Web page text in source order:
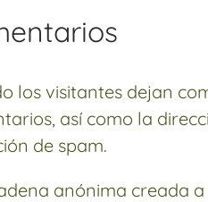
los visitantes dejan
así como la
de spam.
anónima creada